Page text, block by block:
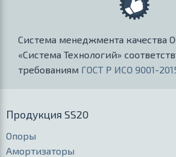
Система менеджмента качества
«Система Технологий»
требованиям ГОСТ Р ИСО 9001-
Продукция SS20
Опоры
Амортизаторы